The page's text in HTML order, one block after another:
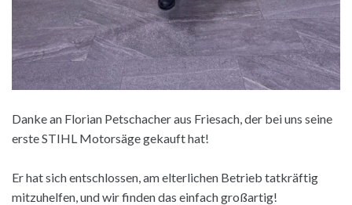
Danke an Florian Petschacher aus Friesach, der bei uns seine
erste STIHL Motorsäge gekauft hat!
Er hat sich entschlossen, am elterlichen Betrieb tatkräftig
mitzuhelfen, und wir finden das einfach großartig!